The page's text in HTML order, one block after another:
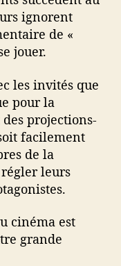
ignorent
de «
jouer.
les invités que
pour la
projections-
facilement
de la
leurs
cinéma est
grande